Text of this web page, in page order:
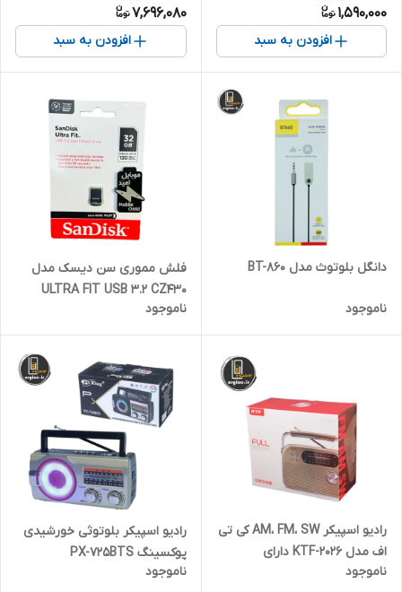
1,590,000
افزودن به سبد
7,696,080
افزودن به سبد
دانگل بلوتوث مدل BT-860
ناموجود
فلش مموری سن دیسک مدل
ULTRA FIT USB 3.2 CZ430
ظرفیت 32 گیگابایت
ناموجود
رادیو اسپیکر AM، FM، SW کی تی
اف مدل KTF-2026 دارای
کامپوزیت
ناموجود
رادیو اسپیکر بلوتوثی خورشیدی
پوکسینگ PX-725BTS
ناموجود